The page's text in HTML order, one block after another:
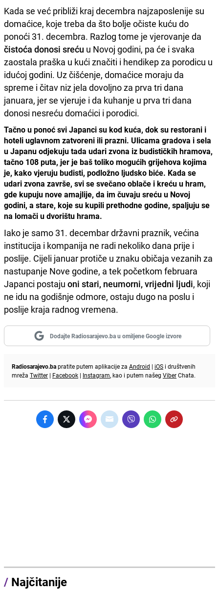
Kada se već približi kraj decembra najzaposlenije su
domaćice, koje treba da što bolje očiste kuću do
ponoći 31. decembra. Razlog tome je vjerovanje da
čistoća donosi sreću u Novoj godini, pa će i svaka
zaostala praška u kući značiti i hendikep za porodicu u
idućoj godini. Uz čišćenje, domaćice moraju da
spreme i čitav niz jela dovoljno za prva tri dana
januara, jer se vjeruje i da kuhanje u prva tri dana
donosi nesreću domaćici i porodici.
Tačno u ponoć svi Japanci su kod kuća, dok su restorani i
hoteli uglavnom zatvoreni ili prazni. Ulicama gradova i sela
u Japanu odjekuju tada udari zvona iz budističkih hramova,
tačno 108 puta, jer je baš toliko mogućih grijehova kojima
je, kako vjeruju budisti, podložno ljudsko biće. Kada se
udari zvona završe, svi se svečano oblače i kreću u hram,
gde kupuju nove amajlije, da im čuvaju sreću u Novoj
godini, a stare, koje su kupili prethodne godine, spaljuju se
na lomači u dvorištu hrama.
Iako je samo 31. decembar državni praznik, većina
institucija i kompanija ne radi nekoliko dana prije i
poslije. Cijeli januar protiče u znaku običaja vezanih za
nastupanje Nove godine, a tek početkom februara
Japanci postaju oni stari, neumorni, vrijedni ljudi, koji
ne idu na godišnje odmore, ostaju dugo na poslu i
poslije kraja radnog vremena.
Dodajte Radiosarajevo.ba u omiljene Google izvore
Radiosarajevo.bapratite putem aplikacije za Android | iOS i društvenih
mreža Twitter | Facebook | Instagram, kao i putem našeg ViberChata.
/ Najčitanije